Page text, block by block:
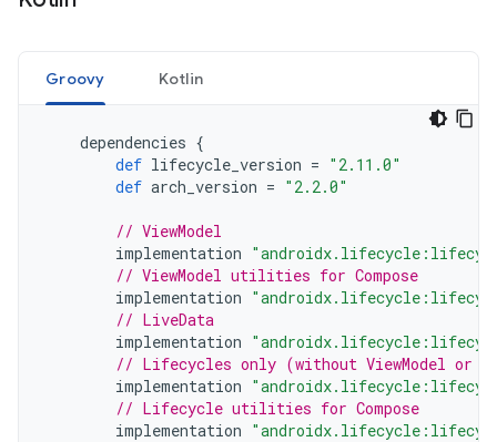
Groovy Kotlin
dependencies {
def lifecycle_version = "2.11.0"
def arch_version = "2.2.0"
// ViewModel
implementation
// ViewModel utilities for Compose
implementation
// LiveData
implementation
// Lifecycles only (without ViewModel or
implementation
// Lifecycle utilities for Compose
implementation